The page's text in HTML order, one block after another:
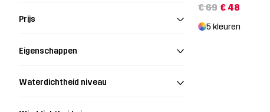
Prijs
Eigenschappen
Waterdichtheid niveau
€ 69 € 48
5 kleuren